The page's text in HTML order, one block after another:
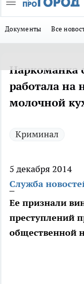
Документы Все
Наркоманка
работала на
молочной
Криминал
5 декабря 2014
Служба
Ее признали
преступлений
общественной